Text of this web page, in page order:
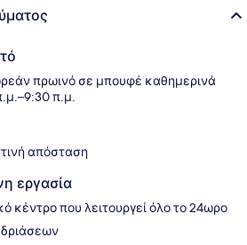
πρωινό σε μπουφέ καθημερινά
π.μ.
απόσταση
εργασία
κέντρο που λειτουργεί όλο το 24ωρο